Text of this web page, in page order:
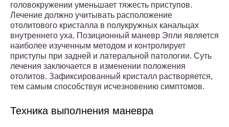
головокружении уменьшает тяжесть приступов.
Лечение должно учитывать расположение
отолитового кристалла в полукружных канальцах
внутреннего уха. Позиционный маневр Эпли является
наиболее изученным методом и контролирует
приступы при задней и латеральной патологии. Суть
лечения заключается в изменении положения
отолитов. Зафиксированный кристалл растворяется,
тем самым способствуя исчезновению симптомов.
Техника выполнения маневра